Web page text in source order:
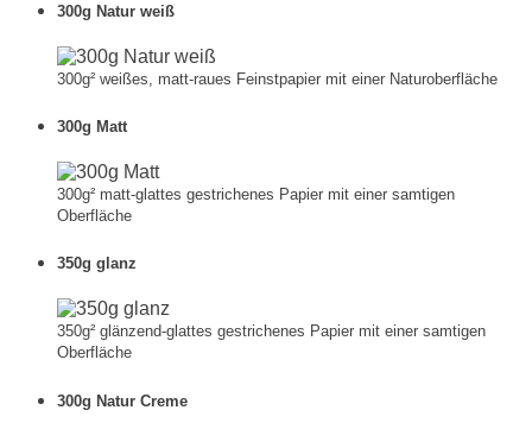
300g Natur weiß
300g² weißes, matt-raues Feinstpapier mit einer Naturoberfläche
300g Matt
300g² matt-glattes gestrichenes Papier mit einer samtigen
Oberfläche
350g glanz
350g² glänzend-glattes gestrichenes Papier mit einer samtigen
Oberfläche
300g Natur Creme